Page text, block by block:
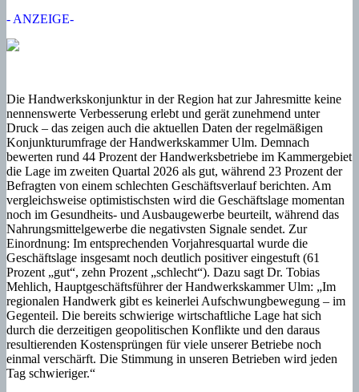
- ANZEIGE-
Die Handwerkskonjunktur in der Region hat zur Jahresmitte keine
nennenswerte Verbesserung erlebt und gerät zunehmend unter
Druck – das zeigen auch die aktuellen Daten der regelmäßigen
Konjunkturumfrage der Handwerkskammer Ulm. Demnach
bewerten rund 44 Prozent der Handwerksbetriebe im Kammergebiet
die Lage im zweiten Quartal 2026 als gut, während 23 Prozent der
Befragten von einem schlechten Geschäftsverlauf berichten. Am
vergleichsweise optimistischsten wird die Geschäftslage momentan
noch im Gesundheits- und Ausbaugewerbe beurteilt, während das
Nahrungsmittelgewerbe die negativsten Signale sendet. Zur
Einordnung: Im entsprechenden Vorjahresquartal wurde die
Geschäftslage insgesamt noch deutlich positiver eingestuft (61
Prozent „gut“, zehn Prozent „schlecht“). Dazu sagt Dr. Tobias
Mehlich, Hauptgeschäftsführer der Handwerkskammer Ulm: „Im
regionalen Handwerk gibt es keinerlei Aufschwungbewegung – im
Gegenteil. Die bereits schwierige wirtschaftliche Lage hat sich
durch die derzeitigen geopolitischen Konflikte und den daraus
resultierenden Kostensprüngen für viele unserer Betriebe noch
einmal verschärft. Die Stimmung in unseren Betrieben wird jeden
Tag schwieriger.“